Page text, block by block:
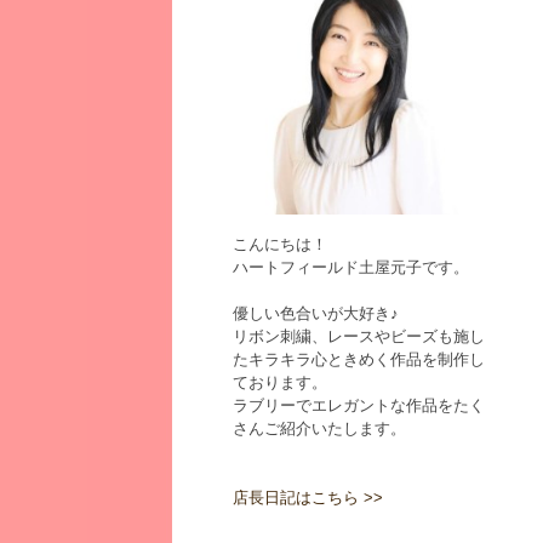
こんにちは！
ハートフィールド土屋元子です。
優しい色合いが大好き♪
リボン刺繍、レースやビーズも施し
たキラキラ心ときめく作品を制作し
ております。
ラブリーでエレガントな作品をたく
さんご紹介いたします。
店長日記はこちら >>